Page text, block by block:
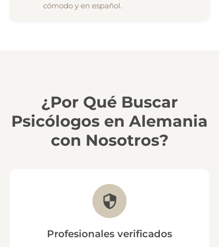
cómodo y en español.
¿Por Qué Buscar
Psicólogos en Alemania
con Nosotros?
Profesionales verificados